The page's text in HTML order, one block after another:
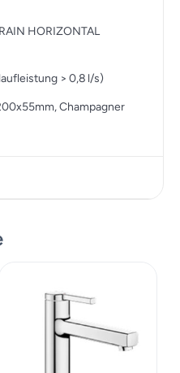
HORIZONTAL
> 0,8 l/s)
Champagner